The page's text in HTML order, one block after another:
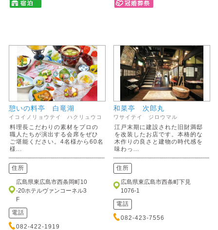
憩いの料亭 白竜湖
イコイノリョウテイ ハクリュウコ
料理長こだわりの素材をプロの
職人たちが演出する会席をぜひ
ご堪能ください。4名様から60名
様...
住所
広島県東広島市西条岡町10
-20ホテルヴァンコーネル3
F
電話
082-422-1919
和菜亭 次郎丸
ワサイテイ ジロウマル
江戸末期に建設された旧財満邸
を改装したお店です。本格的な
木作りの良さと建物の時代感を
味わっ...
住所
広島県東広島市西条町下見
1076-1
電話
082-423-7556